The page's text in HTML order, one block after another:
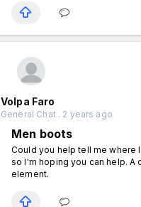
Volpa Faro
General Chat . 2 years ago
Men boots
Could you help tell me where
so I'm hoping you can help.
element.